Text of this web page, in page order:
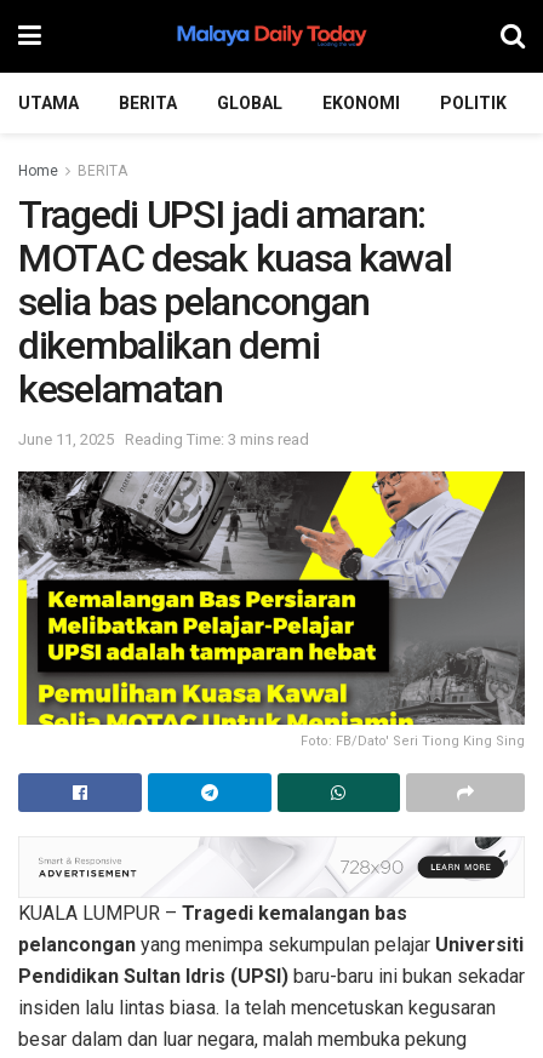
UTAMA BERITA GLOBAL EKONOMI POLITIK
Home BERITA
Tragedi UPSI jadi amaran:
MOTAC desak kuasa kawal
selia bas pelancongan
dikembalikan demi
keselamatan
June 11, 2025 Reading Time: 3 mins read
Foto: FB/Dato' Seri Tiong King Sing
KUALA LUMPUR – Tragedi kemalangan bas
pelancongan yang menimpa sekumpulan pelajar Universiti
Pendidikan Sultan Idris (UPSI) baru-baru ini bukan sekadar
insiden lalu lintas biasa. Ia telah mencetuskan kegusaran
besar dalam dan luar negara, malah membuka pekung